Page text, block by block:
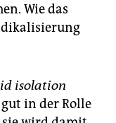
Wie das
isolation
in der Rolle